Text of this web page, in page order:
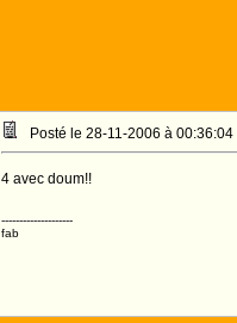
Posté le 28-11-2006 à 00:36:04
4 avec doum!!
--------------------
fab